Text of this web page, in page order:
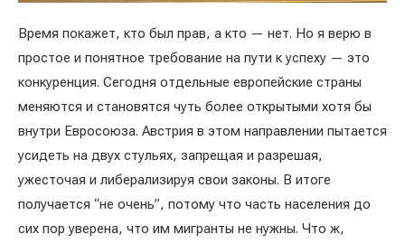
Время покажет, кто был прав, а кто — нет. Но я верю в
простое и понятное требование на пути к успеху — это
конкуренция. Сегодня отдельные европейские страны
меняются и становятся чуть более открытыми хотя бы
внутри Евросоюза. Австрия в этом направлении пытается
усидеть на двух стульях, запрещая и разрешая,
ужесточая и либерализируя свои законы. В итоге
получается “не очень”, потому что часть населения до
сих пор уверена, что им мигранты не нужны. Что ж,